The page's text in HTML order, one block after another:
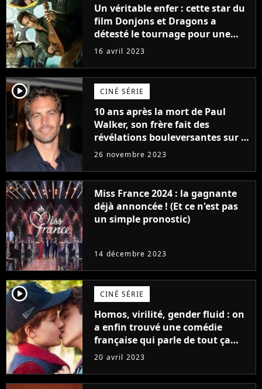
Un véritable enfer : cette star du
film Donjons et Dragons a
détesté le tournage pour une
raison très spéciale
16 avril 2023
player2 CINÉ SÉRIE
10 ans après la mort de Paul
Walker, son frère fait des
révélations bouleversantes sur la
réaction des acteurs de Fast and
26 novembre 2023
Miss France 2024 : la gagnante
déjà annoncée ! (Et ce n'est pas
un simple pronostic)
14 décembre 2023
player2 CINÉ SÉRIE
Homos, virilité, gender fluid : on
a enfin trouvé une comédie
française qui parle de tout ça
sans être super ringarde
20 avril 2023